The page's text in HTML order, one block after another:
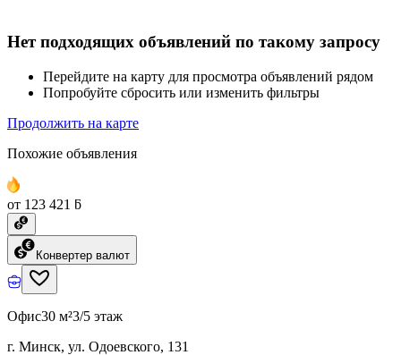
Нет подходящих объявлений по такому запросу
Перейдите на карту для просмотра объявлений рядом
Попробуйте сбросить или изменить фильтры
Продолжить на карте
Похожие объявления
от 123 421 ƃ
Конвертер валют
Офис30 м²3/5 этаж
г. Минск, ул. Одоевского, 131